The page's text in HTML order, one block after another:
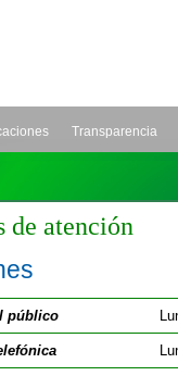
Transparencia
de atención
público